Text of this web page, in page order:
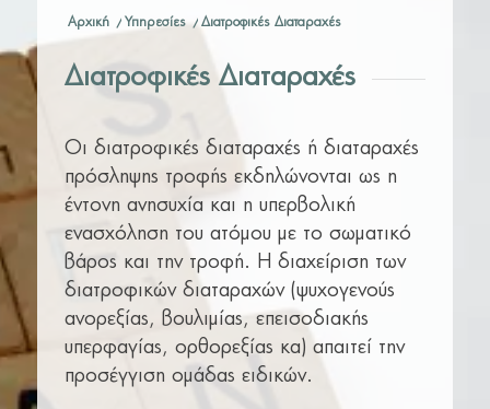
Αρχική / Υπηρεσίες / Διατροφικές Διαταραχές
Διατροφικές Διαταραχές
Οι διατροφικές διαταραχές ή διαταραχές
πρόσληψης τροφής εκδηλώνονται ως η
έντονη ανησυχία και η υπερβολική
ενασχόληση του ατόμου με το σωματικό
βάρος και την τροφή. Η διαχείριση των
διατροφικών διαταραχών (ψυχογενούς
ανορεξίας, βουλιμίας, επεισοδιακής
υπερφαγίας, ορθορεξίας κα) απαιτεί την
προσέγγιση ομάδας ειδικών.